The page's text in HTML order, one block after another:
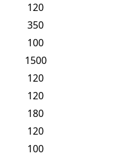
120
350
100
1500
120
120
180
120
100